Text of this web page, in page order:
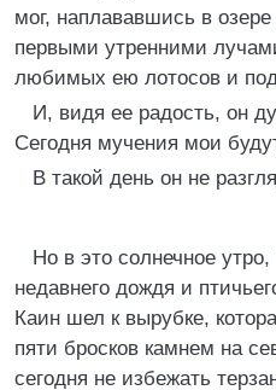
мог, наплававшись в
первыми утренними
любимых ею лотосов и
И, видя ее радость, он
Сегодня мучения мои
В такой день он не
Но в это солнечное
недавнего дождя и
Каин шел к вырубке,
пяти бросков камнем на
сегодня не избежать